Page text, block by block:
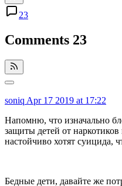
23
Comments 23
soniq Apr 17 2019 at 17:22
Напомню, что изначально
защиты детей от
настойчиво хотят суицида,
Бедные дети, давайте же